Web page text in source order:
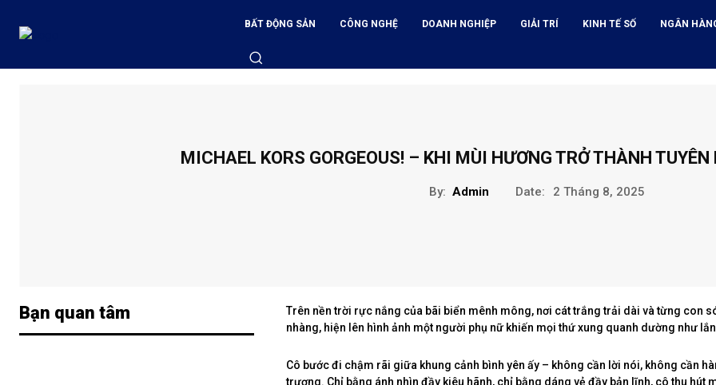
BẤT ĐỘNG SẢN CÔNG NGHỆ DOANH NGHIỆP GIẢI TRÍ KINH TẾ SỐ NGÂN
MICHAEL KORS GORGEOUS! – KHI MÙI HƯƠNG TRỞ THÀNH
By: Admin Date: 2 Tháng 8, 2025
Bạn quan tâm
Trên nền trời rực nắng của bãi biển mênh mông, nơi cát trắng trải dài và từng con
nhàng, hiện lên hình ảnh một người phụ nữ khiến mọi thứ xung quanh dường như
Cô bước đi chậm rãi giữa khung cảnh bình yên ấy – không cần lời nói, không cần
trương. Chỉ bằng ánh nhìn đầy kiêu hãnh, chỉ bằng dáng vẻ đầy bản lĩnh, cô thu hút